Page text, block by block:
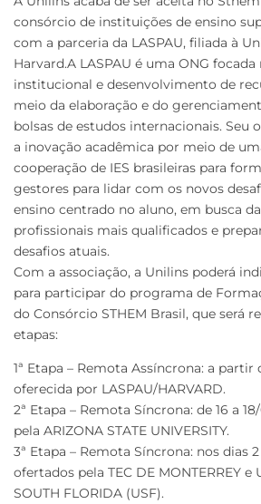
consórcio de instituições de ensino
com a parceria da LASPAU, filiada à
Harvard.A LASPAU é uma ONG
institucional e desenvolvimento de
meio da elaboração e do
bolsas de estudos internacionais. Seu
a inovação acadêmica por meio de
cooperação de IES brasileiras para
gestores para lidar com os novos
ensino centrado no aluno, em busca
profissionais mais qualificados e
desafios atuais.
Com a associação, a Unilins poderá
para participar do programa de
do Consórcio STHEM Brasil, que será
etapas:
1ª Etapa – Remota Assíncrona: a partir
oferecida por LASPAU/HARVARD.
2ª Etapa – Remota Síncrona: de 16 a
pela ARIZONA STATE UNIVERSITY.
3ª Etapa – Remota Síncrona: nos dias
ofertados pela TEC DE MONTERREY e
SOUTH FLORIDA (USF).